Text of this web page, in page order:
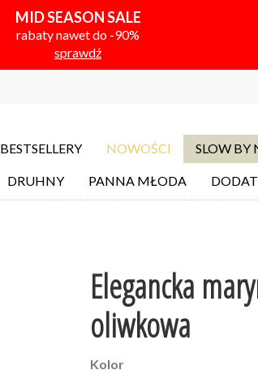
MID SEASON SALE
rabaty nawet do -90%
sprawdź
BESTSELLERY NOWOŚCI SLOW BY
DRUHNY PANNA MŁODA
Elegancka
oliwkowa
Kolor